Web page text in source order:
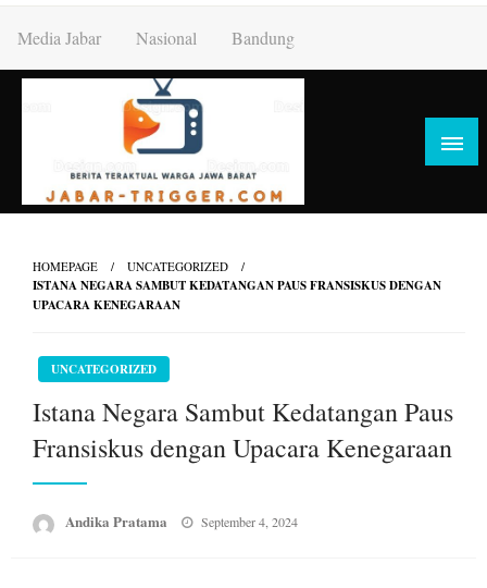
content
Media Jabar Nasional Bandung
HOMEPAGE UNCATEGORIZED
ISTANA NEGARA SAMBUT KEDATANGAN PAUS FRANSISKUS DENGAN
UPACARA KENEGARAAN
UNCATEGORIZED
Istana Negara Sambut Kedatangan Paus
Fransiskus dengan Upacara Kenegaraan
Andika Pratama
Posted
September 4, 2024